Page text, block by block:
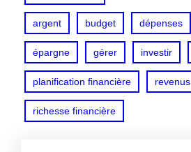
argent budget dépenses
épargne gérer investir
planification financière revenus
richesse financière